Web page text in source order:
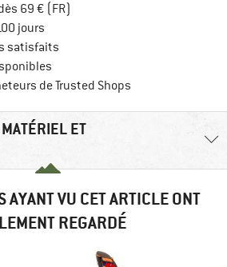
69 € (FR)
jours
satisfaits
de Trusted Shops
ET
AYANT VU CET ARTICLE ONT
REGARDÉ